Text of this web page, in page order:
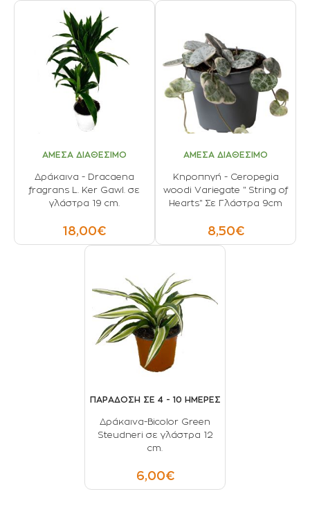
ΑΜΕΣΑ ΔΙΑΘΕΣΙΜΟ
Δράκαινα - Dracaena
fragrans L. Ker Gawl. σε
γλάστρα 19 cm.
18,00€
ΑΜΕΣΑ ΔΙΑΘΕΣΙΜΟ
Κηροπηγή - Ceropegia
woodi Variegate " String of
Hearts" Σε Γλάστρα 9cm
8,50€
ΠΑΡΑΔΟΣΗ ΣΕ 4 - 10 ΗΜΕΡΕΣ
Δράκαινα-Bicolor Green
Steudneri σε γλάστρα 12
cm.
6,00€